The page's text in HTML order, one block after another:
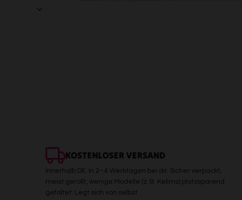
KOSTENLOSER VERSAND
Innerhalb DE: In 2–4 Werktagen bei dir. Sicher verpackt,
meist gerollt, wenige Modelle (z. B. Kelims) platzsparend
gefaltet. Legt sich von selbst